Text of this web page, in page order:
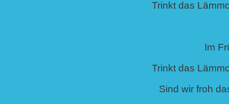
Trinkt das
Im
Trinkt das
Sind wir froh